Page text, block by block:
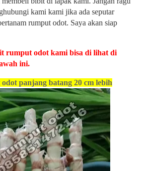
kami kami jika ada seputar
rumput odot. Saya akan siap
rumput odot kami bisa di lihat di
ini.
panjang batang 20 cm lebih